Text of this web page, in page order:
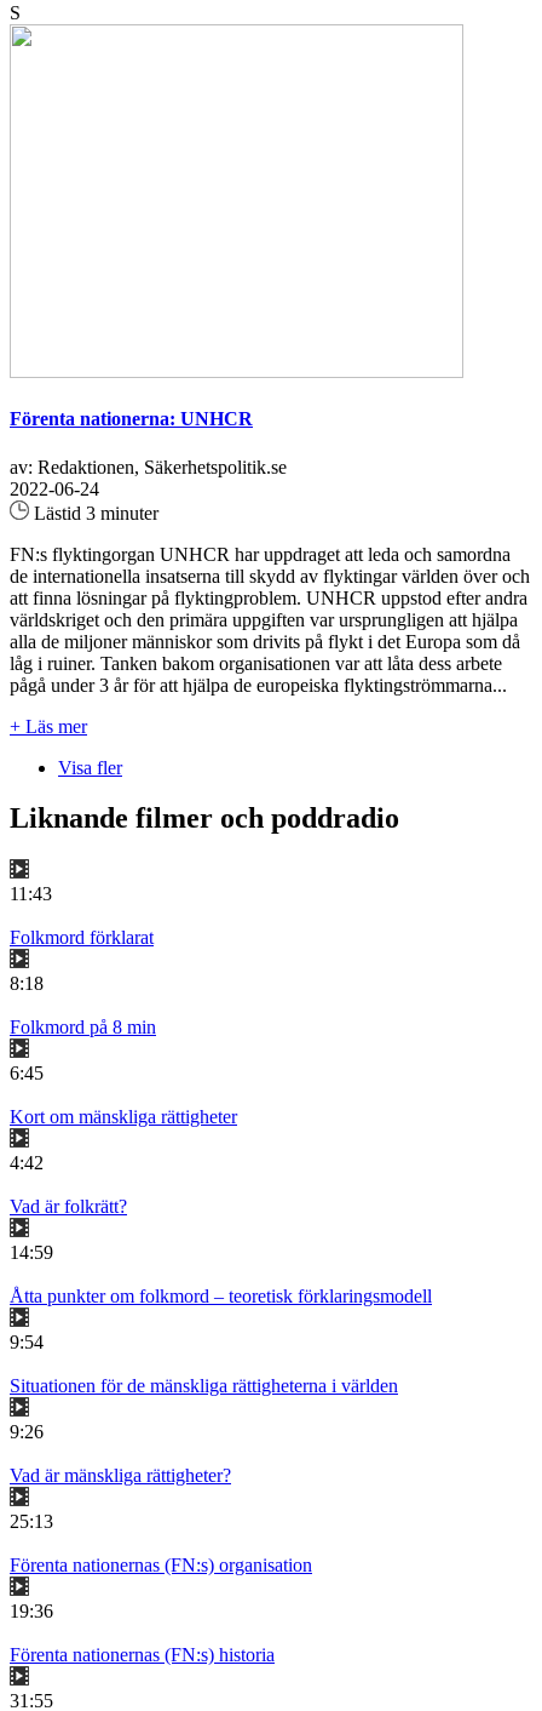
S
Förenta nationerna: UNHCR
av: Redaktionen, Säkerhetspolitik.se
2022-06-24
Lästid 3 minuter
FN:s flyktingorgan UNHCR har uppdraget att leda och samordna
de internationella insatserna till skydd av flyktingar världen över och
att finna lösningar på flyktingproblem. UNHCR uppstod efter andra
världskriget och den primära uppgiften var ursprungligen att hjälpa
alla de miljoner människor som drivits på flykt i det Europa som då
låg i ruiner. Tanken bakom organisationen var att låta dess arbete
pågå under 3 år för att hjälpa de europeiska flyktingströmmarna...
+ Läs mer
Visa fler
Liknande filmer och poddradio
11:43
Folkmord förklarat
8:18
Folkmord på 8 min
6:45
Kort om mänskliga rättigheter
4:42
Vad är folkrätt?
14:59
Åtta punkter om folkmord – teoretisk förklaringsmodell
9:54
Situationen för de mänskliga rättigheterna i världen
9:26
Vad är mänskliga rättigheter?
25:13
Förenta nationernas (FN:s) organisation
19:36
Förenta nationernas (FN:s) historia
31:55